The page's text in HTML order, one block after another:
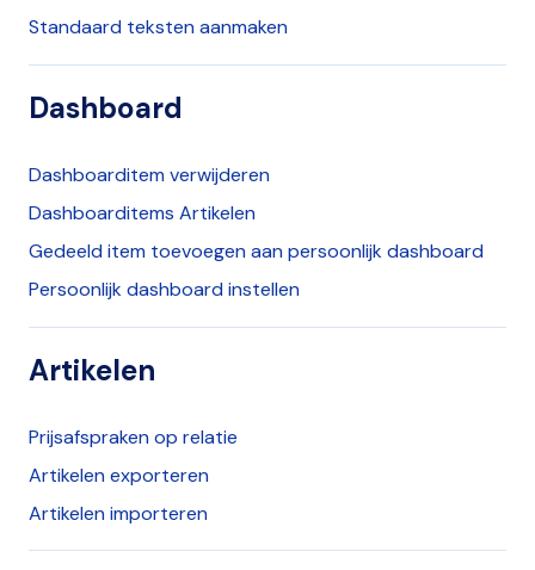
Standaard teksten aanmaken
Dashboard
Dashboarditem verwijderen
Dashboarditems Artikelen
Gedeeld item toevoegen aan persoonlijk dashboard
Persoonlijk dashboard instellen
Artikelen
Prijsafspraken op relatie
Artikelen exporteren
Artikelen importeren